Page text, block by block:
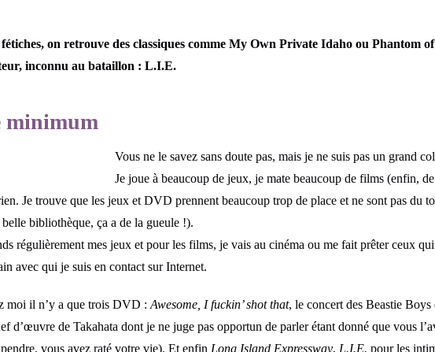
on retrouve des classiques comme My Own Private Idaho ou Phantom
inconnu au bataillon : L.I.E.
minimum
Vous ne le savez sans doute pas, mais je ne suis pas un grand
Je joue à beaucoup de jeux, je mate beaucoup de films (enfin,
Je trouve que les jeux et DVD prennent beaucoup trop de place et ne sont pas du
bibliothèque, ça a de la gueule !).
régulièrement mes jeux et pour les films, je vais au cinéma ou me fait prêter ceux qui
avec qui je suis en contact sur Internet.
moi il n’y a que trois DVD : Awesome, I fuckin’ shot that, le concert des Beastie Boys
d’œuvre de Takahata dont je ne juge pas opportun de parler étant donné que vous
vous avez raté votre vie). Et enfin Long Island Expressway, L.I.E. pour les